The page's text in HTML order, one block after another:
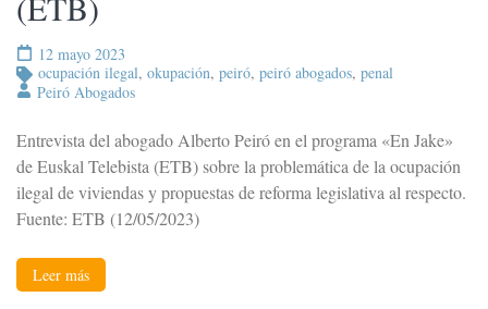
12 mayo 2023
ocupación ilegal, okupación, peiró, peiró abogados, penal
Peiró Abogados
Entrevista del abogado Alberto Peiró en el programa «En Jake»
de Euskal Telebista (ETB) sobre la problemática de la ocupación
ilegal de viviendas y propuestas de reforma legislativa al respecto.
Fuente: ETB (12/05/2023)
Leer más